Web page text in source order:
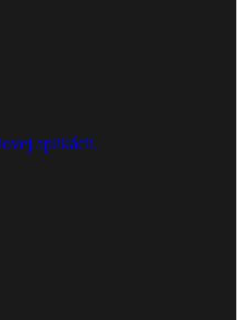
aplikácii.